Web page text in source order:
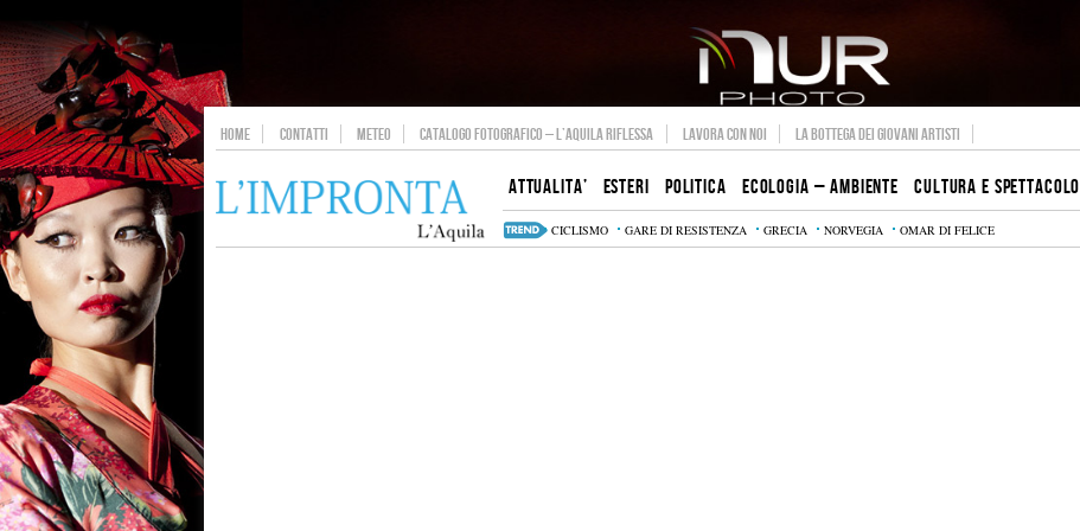
HOME CONTATTI METEO CATALOGO FOTOGRAFICO – L’AQUILA RIFLESSA LAVORA CON NOI LA BOTTEGA DEI GIOVANI ARTISTI
ATTUALITA’ ESTERI POLITICA ECOLOGIA – AMBIENTE CULTURA E SPETTACOLO
CICLISMO GARE DI RESISTENZA GRECIA NORVEGIA OMAR DI FELICE